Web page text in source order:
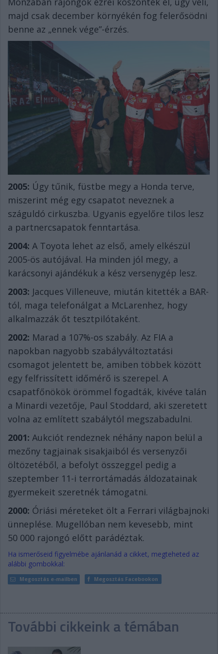
majd csak december környékén fog felerősödni
benne az „ennek vége”-érzés.
2005: Úgy tűnik, füstbe megy a Honda terve,
miszerint még egy csapatot neveznek a
száguldó cirkuszba. Ugyanis egyelőre tilos lesz
a partnercsapatok fenntartása.
2004: A Toyota lehet az első, amely elkészül
2005-ös autójával. Ha minden jól megy, a
karácsonyi ajándékuk a kész versenygép lesz.
2003: Jacques Villeneuve, miután kitették a BAR-
tól, maga telefonálgat a McLarenhez, hogy
alkalmazzák őt tesztpilótaként.
2002: Marad a 107%-os szabály. Az FIA a
napokban nagyobb szabályváltoztatási
csomagot jelentett be, amiben többek között
egy felfrissített időmérő is szerepel. A
csapatfőnökök örömmel fogadták, kivéve talán
a Minardi vezetője, Paul Stoddard, aki szeretett
volna az említett szabálytól megszabadulni.
2001: Aukciót rendeznek néhány napon belül a
mezőny tagjainak sisakjaiból és versenyzői
öltözetéből, a befolyt összeggel pedig a
szeptember 11-i terrortámadás áldozatainak
gyermekeit szeretnék támogatni.
2000: Óriási méreteket ölt a Ferrari világbajnoki
ünneplése. Mugellóban nem kevesebb, mint
50 000 rajongó előtt parádéztak.
Ha ismerőseid figyelmébe ajánlanád a cikket, megteheted az
alábbi gombokkal:
Megosztás e-mailben Megosztás Facebookon
További cikkeink a témában